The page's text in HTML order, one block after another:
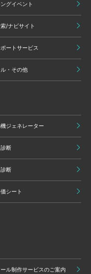
グイベント
/ナビサイト
ートサービス
・その他
ジェネレーター
断
断
シート
ル制作サービスのご案内